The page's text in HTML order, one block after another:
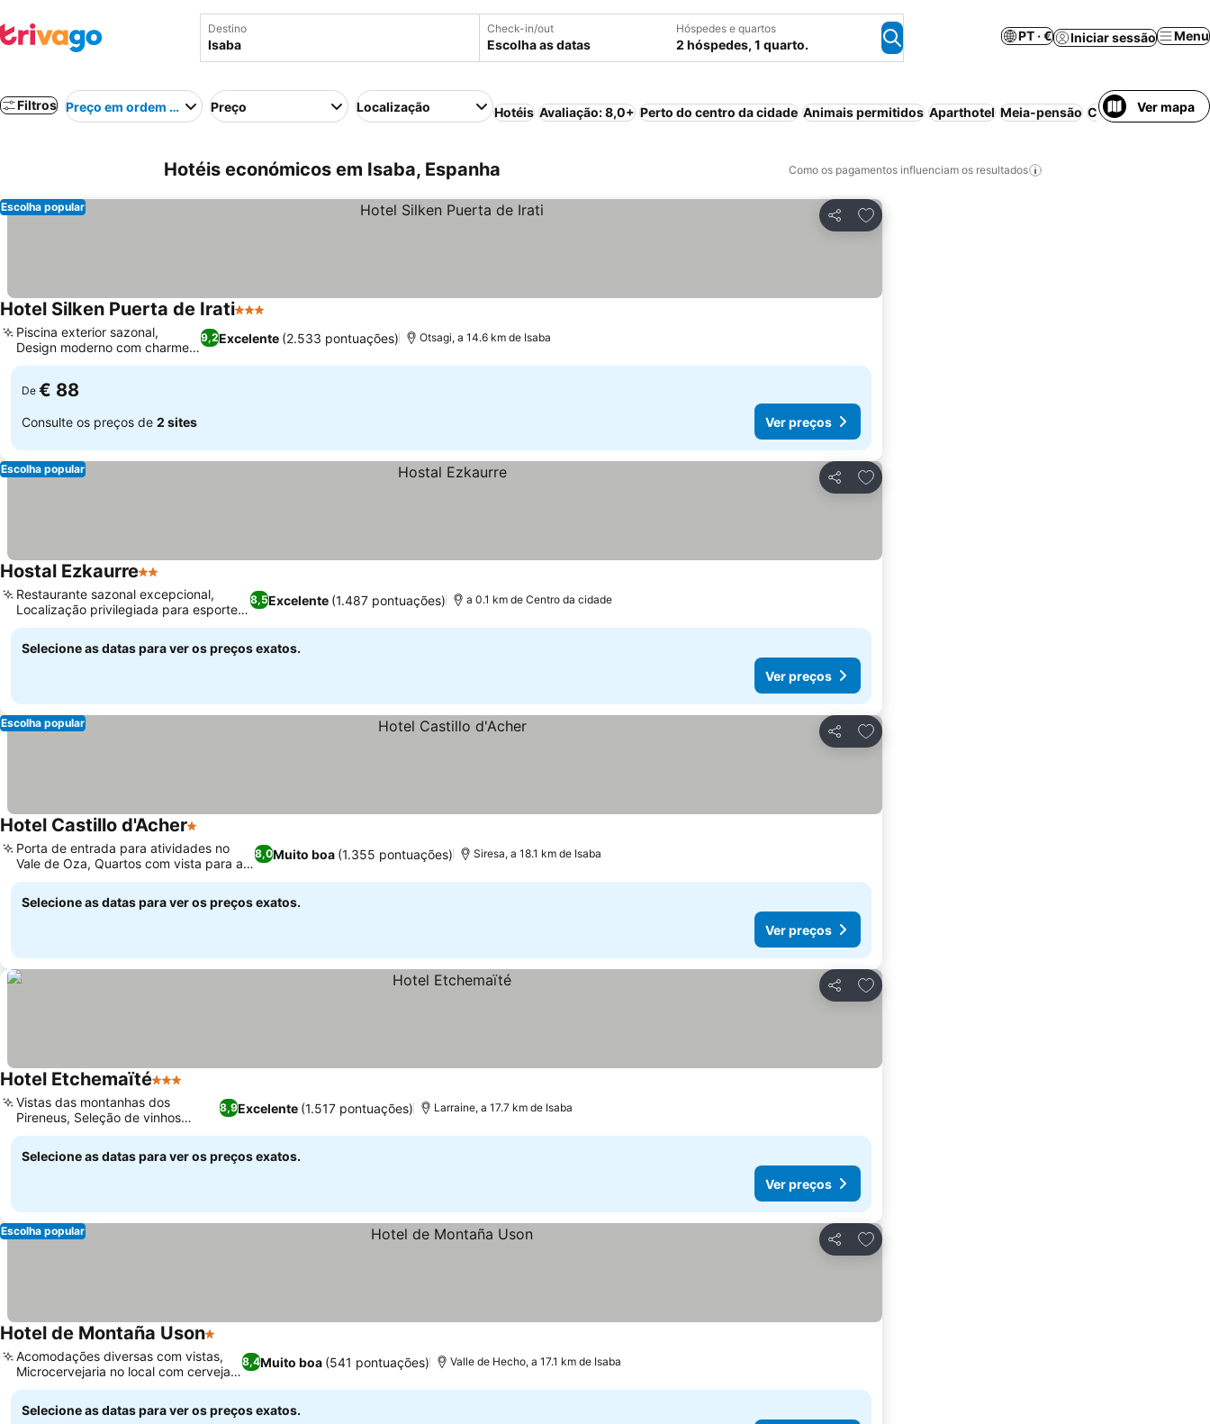
Destino Check-in/out
Escolha as datas
Hóspedes e quartos
2 hóspedes, 1 quarto.
PT · € Iniciar sessão Menu
Filtros Preço em ordem crescentePreço Localização Hotéis Avaliação: 8,0+ Perto do centro da cidade Animais permitidos Aparthotel Meia-pensão Casa de campo
Ver mapa
Hotéis económicos em Isaba, Espanha Como os pagamentos influenciam os resultados
Partilhar
Adicionar aos favoritos
Escolha popular
Hotel Silken Puerta de Irati3 Estrelas
9,2Excelente (2.533 pontuações)
Piscina exterior sazonal,
Design moderno com charme
local
Otsagi, a 14.6 km de Isaba
De € 88
Consulte os preços de 2 sites Ver preços
Partilhar
Adicionar aos favoritos
Escolha popular
Hostal Ezkaurre2 Estrelas
8,5Excelente (1.487 pontuações)
Restaurante sazonal excepcional,
Localização privilegiada para esportes
ao ar livre
a 0.1 km de Centro da cidade
Selecione as datas para ver os preços exatos.
Ver preços
Partilhar
Adicionar aos favoritos
Escolha popular
Hotel Castillo d'Acher1 Estrelas
8,0Muito boa (1.355 pontuações)
Porta de entrada para atividades no
Vale de Oza, Quartos com vista para a
montanha
Siresa, a 18.1 km de Isaba
Selecione as datas para ver os preços exatos.
Ver preços
Partilhar
Adicionar aos favoritos
Hotel Etchemaïté3 Estrelas
8,9Excelente (1.517 pontuações)
Vistas das montanhas dos
Pireneus, Seleção de vinhos
excepcional
Larraine, a 17.7 km de Isaba
Selecione as datas para ver os preços exatos.
Ver preços
Partilhar
Adicionar aos favoritos
Escolha popular
Hotel de Montaña Uson1 Estrelas
8,4Muito boa (541 pontuações)
Acomodações diversas com vistas,
Microcervejaria no local com cerveja
local
Valle de Hecho, a 17.1 km de Isaba
Selecione as datas para ver os preços exatos.